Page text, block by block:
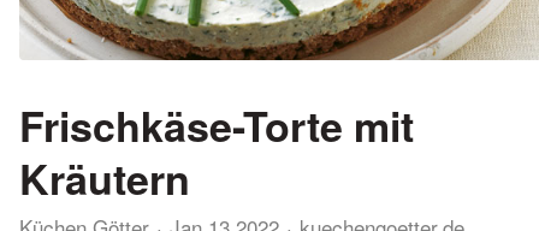
Frischkäse-Torte mit
Kräutern